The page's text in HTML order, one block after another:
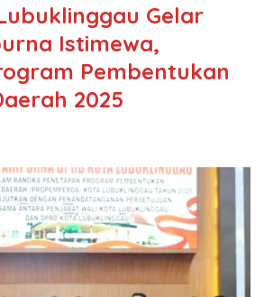
Gelar
Istimewa,
Pembentukan
2025